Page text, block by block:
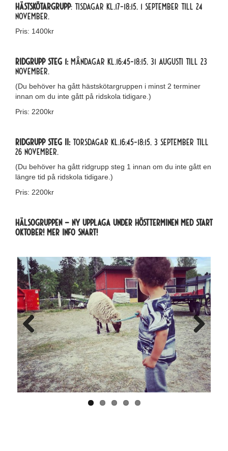
Hästskötargrupp: tisdagar kl.17-18:15, 1 september till 24
november.
Pris: 1400kr
Ridgrupp steg 1:Måndagar kl.16:45-18:15, 31 augusti till 23
november.
(Du behöver ha gått hästskötargruppen i minst 2 terminer
innan om du inte gått på ridskola tidigare.)
Pris: 2200kr
Ridgrupp steg II:Torsdagar kl.16:45-18:15, 3 september till
26 november.
(Du behöver ha gått ridgrupp steg 1 innan om du inte gått en
längre tid på ridskola tidigare.)
Pris: 2200kr
HÄLSOGRUPPEN – NY UPPLAGA under höstterminen med START
Oktober! Mer info snart!
Previous Next